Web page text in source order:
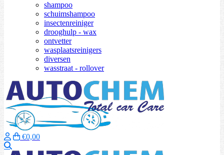
shampoo
schuimshampoo
insectenreiniger
drooghulp - wax
ontvetter
wasplaatsreinigers
diversen
wasstraat - rollover
€0,00